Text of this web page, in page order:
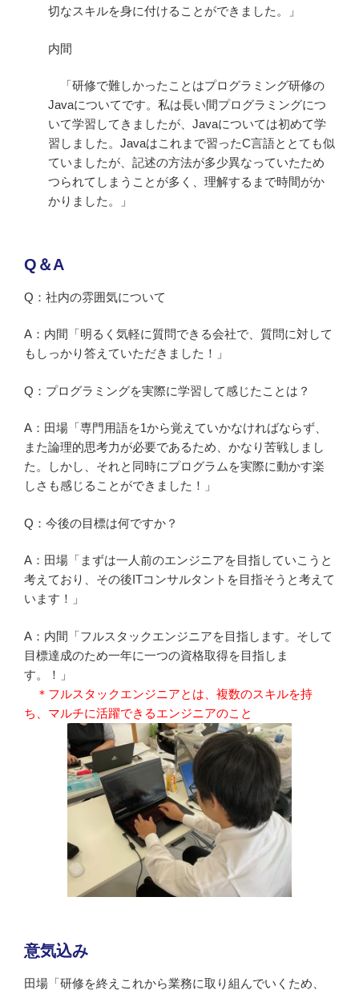
切なスキルを身に付けることができました。」
内間
「研修で難しかったことはプログラミング研修の
Javaについてです。私は長い間プログラミングにつ
いて学習してきましたが、Javaについては初めて学
習しました。Javaはこれまで習ったC言語ととても似
ていましたが、記述の方法が多少異なっていたため
つられてしまうことが多く、理解するまで時間がか
かりました。」
Q＆A
Q：社内の雰囲気について
A：内間「明るく気軽に質問できる会社で、質問に対して
もしっかり答えていただきました！」
Q：プログラミングを実際に学習して感じたことは？
A：田場「専門用語を1から覚えていかなければならず、
また論理的思考力が必要であるため、かなり苦戦しまし
た。しかし、それと同時にプログラムを実際に動かす楽
しさも感じることができました！」
Q：今後の目標は何ですか？
A：田場「まずは一人前のエンジニアを目指していこうと
考えており、その後ITコンサルタントを目指そうと考えて
います！」
A：内間「フルスタックエンジニアを目指します。そして
目標達成のため一年に一つの資格取得を目指しま
す。！」
＊フルスタックエンジニアとは、複数のスキルを持
ち、マルチに活躍できるエンジニアのこと
意気込み
田場「研修を終えこれから業務に取り組んでいくため、